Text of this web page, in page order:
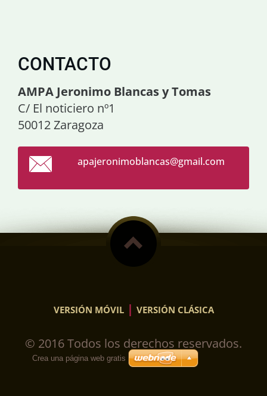
CONTACTO
AMPA Jeronimo Blancas y Tomas
C/ El noticiero nº1
50012 Zaragoza
apajeronimoblancas@gmail.com
VERSIÓN MÓVIL | VERSIÓN CLÁSICA
© 2016 Todos los derechos reservados.
Crea una página web gratis